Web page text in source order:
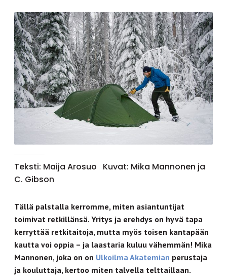
Teksti: Maija Arosuo
Kuvat: Mika Mannonen ja
C. Gibson
Tällä palstalla kerromme, miten asiantuntijat
toimivat retkillänsä. Yritys ja erehdys on hyvä tapa
kerryttää retkitaitoja, mutta myös toisen kantapään
kautta voi oppia – ja laastaria kuluu vähemmän! Mika
Mannonen, joka on on Ulkoilma Akatemian perustaja
ja kouluttaja, kertoo miten talvella telttaillaan.